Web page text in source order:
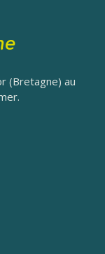
(Bretagne) au